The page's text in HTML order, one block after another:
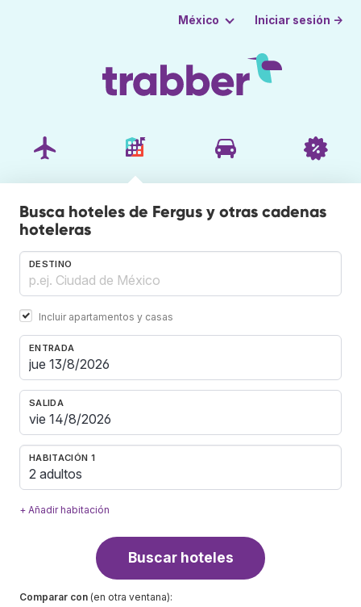
México Iniciar sesión →
Busca hoteles de Fergus y otras cadenas
hoteleras
DESTINO
Incluir apartamentos y casas
ENTRADA
SALIDA
HABITACIÓN 1
2 adultos
+ Añadir habitación
Buscar hoteles
Comparar con (en otra ventana):